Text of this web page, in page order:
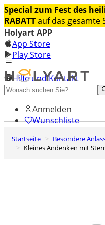
Special zum Fest des
RABATTauf das gesamte
Holyart APP
App Store
Play Store
Hilfe und Kontakt
Entdecken Sie Premium
Anmelden
Wunschliste
0
Warenkorb
Startseite Besondere
Kleines Andenken mit